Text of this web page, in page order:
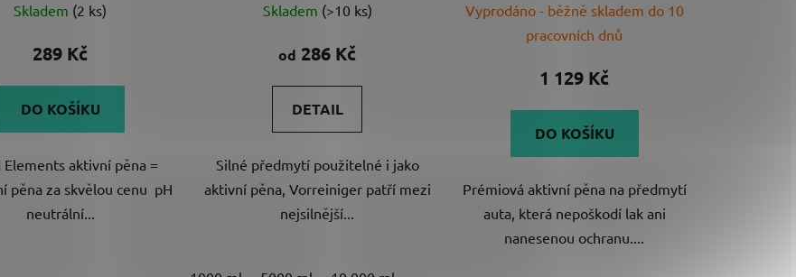
Skladem (2 ks)
289 Kč
DO KOŠÍKU
Elements aktivní pěna =
pěna za skvělou cenu pH
neutrální...
hodnocení
produktu
4,8
z
hvězdiček.
Skladem (>10 ks)
od 286 Kč
DETAIL
Silné předmytí použitelné i jako
aktivní pěna, Vorreiniger patří mezi
nejsilnější...
hodnocení
produktu
je
5
Vyprodáno - běžně skladem do 10
pracovních dnů
1 129 Kč
DO KOŠÍKU
Prémiová aktivní pěna na předmytí
auta, která nepoškodí lak ani
nanesenou ochranu....